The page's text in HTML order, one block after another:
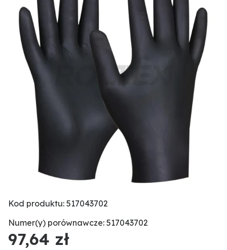
Kod produktu: 517043702
Numer(y) porównawcze: 517043702
97,64 zł